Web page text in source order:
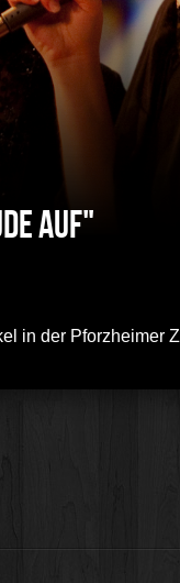
auf"
in der Pforzheimer